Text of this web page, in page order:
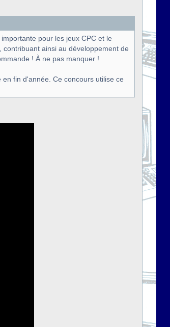
pour les jeux CPC et le
ainsi au développement de
! À ne pas manquer !
fin d'année. Ce concours utilise ce